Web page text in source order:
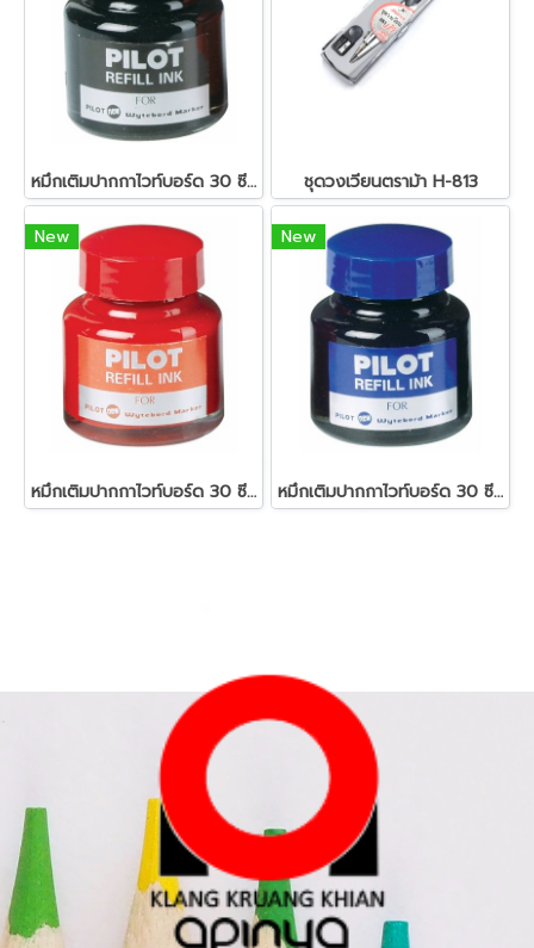
หมึกเติมปากกาไวท์บอร์ด 30 ซีซี. สีดำ ไพล็อต ชุดวงเวียนตราม้า H-813
New
หมึกเติมปากกาไวท์บอร์ด 30 ซีซี. สีแดง ไพล็อต
New
หมึกเติมปากกาไวท์บอร์ด 30 ซีซี. สีน้ำเงิน ไพล็อต